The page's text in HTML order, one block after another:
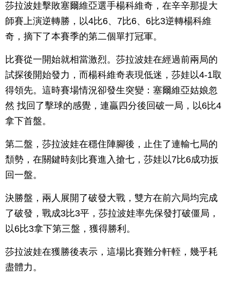
莎拉波娃擊敗塞爾維亞選手楊科維奇，在辛辛那提大
師賽上演逆轉勝，以4比6、7比6、6比3逆轉楊科維
奇，摘下了本賽季的第二個單打冠軍。
比賽從一開始就相當激烈。莎拉波娃在經過前兩局的
試探後開始發力，而楊科維奇表現低迷，莎娃以4-1取
得領先。這時賽場情況卻發生突變：塞爾維亞姑娘忽
然 找回了擊球的感覺，連贏四分後回破一局，以6比4
拿下首盤。
第二盤，莎拉波娃在穩住陣腳後，止住了連輸七局的
頹勢，在關鍵時刻比賽進入搶七，莎娃以7比6成功扳
回一盤。
決勝盤，兩人展開了破發大戰，雙方在前六局均完成
了破發，戰成3比3平，莎拉波娃率先保發打破僵局，
以6比3拿下第三盤，獲得勝利。
莎拉波娃在獲勝後表示，這場比賽難分軒輊，幾乎耗
盡體力。